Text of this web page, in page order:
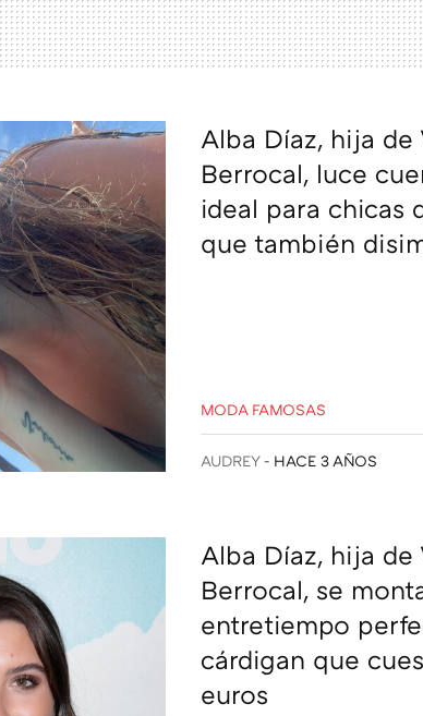
Alba Díaz, hija
Berrocal, luce
ideal para chicas
que también
MODA FAMOSAS
AUDREY HACE 3 AÑOS
Alba Díaz, hija
Berrocal, se
entretiempo
cárdigan que
euros